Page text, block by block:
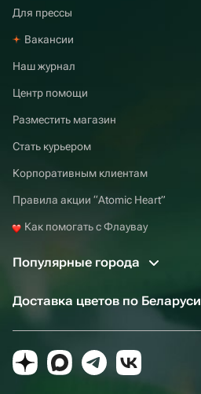
Для прессы
Вакансии
Наш журнал
Центр помощи
Разместить магазин
Стать курьером
Корпоративным клиентам
Правила акции “Atomic Heart”
Как помогать с Флаувау
Популярные города
Доставка цветов по Беларуси